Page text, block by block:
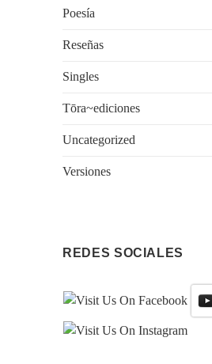
Poesía
Reseñas
Singles
Tōra~ediciones
Uncategorized
Versiones
REDES SOCIALES